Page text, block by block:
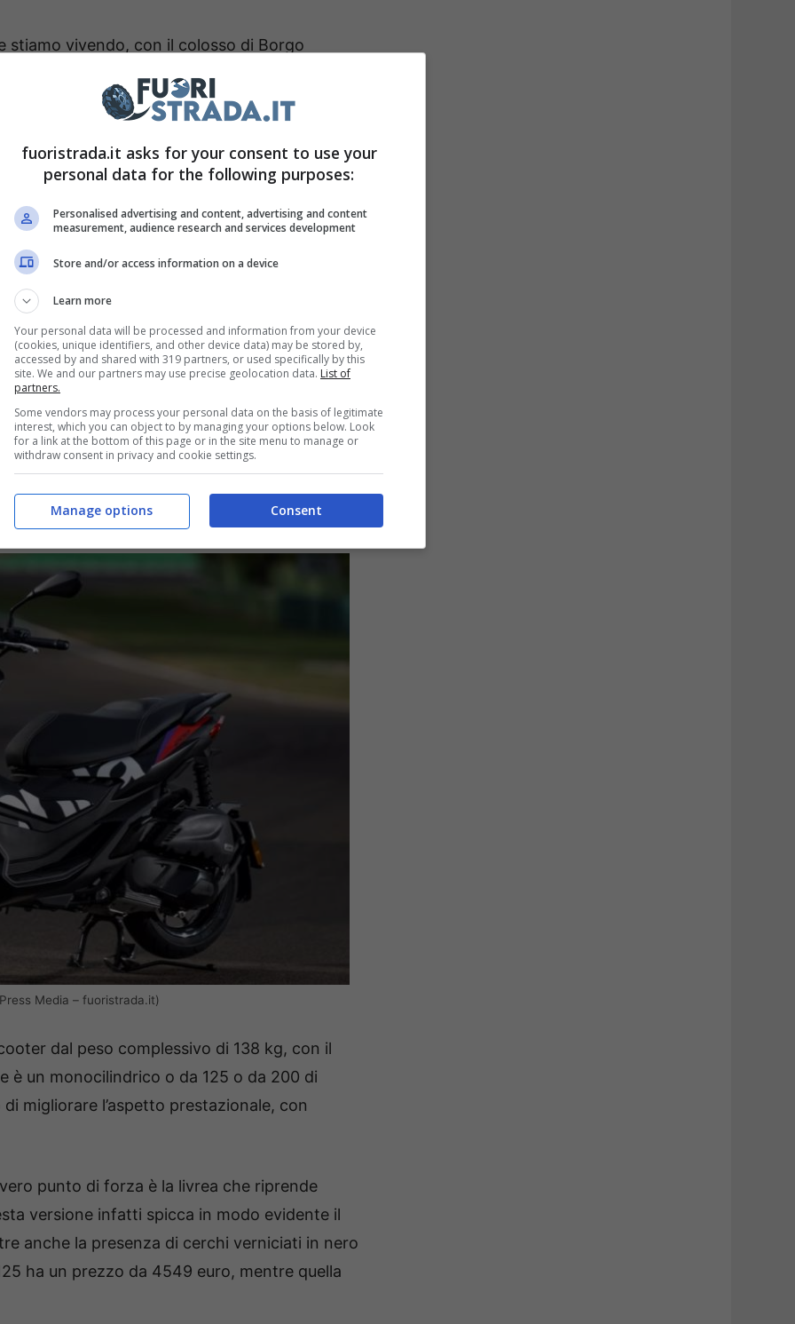
stiamo vivendo, con il colosso di Borgo
Marquez infatti ha dimostrato di saper
ma ormai è evidente come ci sia anche la
magari già dal prossimo anno, il Mondiale.
dovuto fare a meno per quasi tutta la stagione
L’iberico sta cercando di rientrare in
sta dando vita a una straordinaria
posto iridato di Bagnaia. La
alla luce delle due ruote eccezionali.
da MotoGP
anche dare alla luce uno scooter di indubbio
in pieno stile MotoGP. Un risultato eccezionale
veneta, con il modello SR GT Replica
una larghezza da 77 cm e un’altezza della
Media – fuoristrada.it)
dal peso complessivo di 138 kg, con il
un monocilindrico o da 125 o da 200 di
migliorare l’aspetto prestazionale, con
punto di forza è la livrea che riprende
versione infatti spicca in modo evidente il
anche la presenza di cerchi verniciati in nero
ha un prezzo da 4549 euro, mentre quella
fuoristrada.it asks for your consent to use your
personal data for the following purposes:
Personalised advertising and content, advertising and content
measurement, audience research and services development
Store and/or access information on a device
Learn more
Your personal data will be processed and information from your device
(cookies, unique identifiers, and other device data) may be stored by,
accessed by and shared with 319 partners, or used specifically by this
site. We and our partners may use precise geolocation data. List of
partners.
Some vendors may process your personal data on the basis of legitimate
interest, which you can object to by managing your options below. Look
for a link at the bottom of this page or in the site menu to manage or
withdraw consent in privacy and cookie settings.
Consent
Manage options